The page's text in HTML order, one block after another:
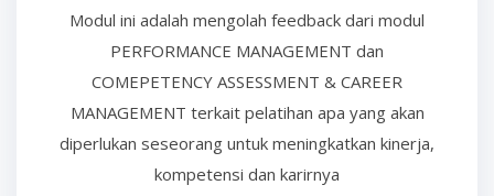
Modul ini adalah mengolah feedback dari modul
PERFORMANCE MANAGEMENT dan
COMEPETENCY ASSESSMENT & CAREER
MANAGEMENT terkait pelatihan apa yang akan
diperlukan seseorang untuk meningkatkan kinerja,
kompetensi dan karirnya